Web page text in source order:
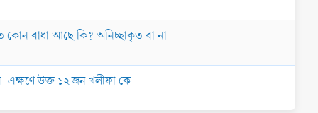
কোন বাধা আছে কি? অনিচ্ছাকৃত বা না
এক্ষণে উক্ত ১২ জন খলীফা কে